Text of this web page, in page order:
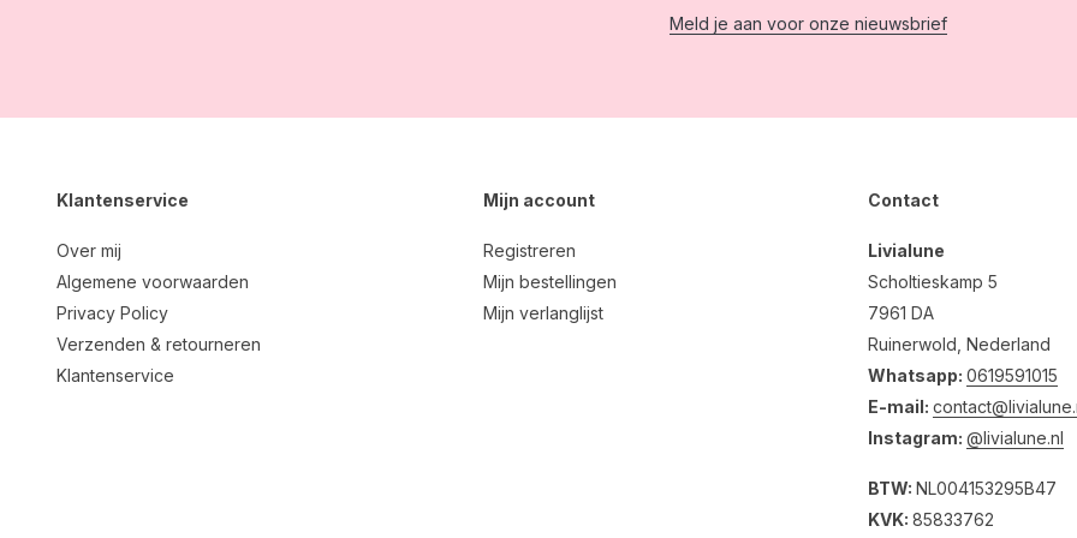
Meld je aan voor onze nieuwsbrief
Klantenservice
Over mij
Algemene voorwaarden
Privacy Policy
Verzenden & retourneren
Klantenservice
Mijn account
Registreren
Mijn bestellingen
Mijn verlanglijst
Contact
Livialune
Scholtieskamp 5
7961 DA
Ruinerwold, Nederland
Whatsapp: 0619591015
E-mail:
Instagram: @livialune.nl
BTW: NL004153295B47
KVK: 85833762